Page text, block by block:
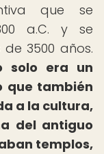
que se
a.C. y se
3500 años.
solo era un
que también
a la cultura,
del antiguo
templos,